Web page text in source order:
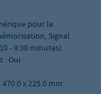
pour la
Signal
- 9:30 minutes)
: Oui
x 225.0 mm